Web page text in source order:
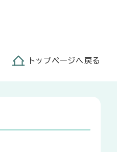
トップページへ戻る